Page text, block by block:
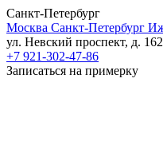
Санкт-Петербург
Москва Санкт-Петербург
ул. Невский проспект, д. 162
+7 921-302-47-86
Записаться на примерку